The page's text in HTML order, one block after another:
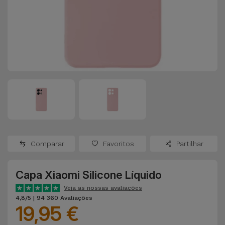
Dyson
TCL
Recondicionados
tudo
Carregadores
e Colunas
Smartwatches
e Braceletes
Correntes
Comparar Favoritos Partilhar
Capa Xiaomi Silicone Líquido
Veja as nossas avaliações
4,8/5 | 94 360 Avaliações
19,95 €